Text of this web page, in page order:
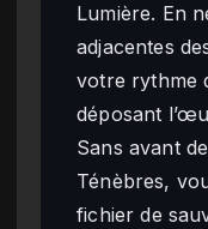
Lumière. En
adjacentes
votre rythme
déposant
Sans avant
Ténèbres,
fichier de